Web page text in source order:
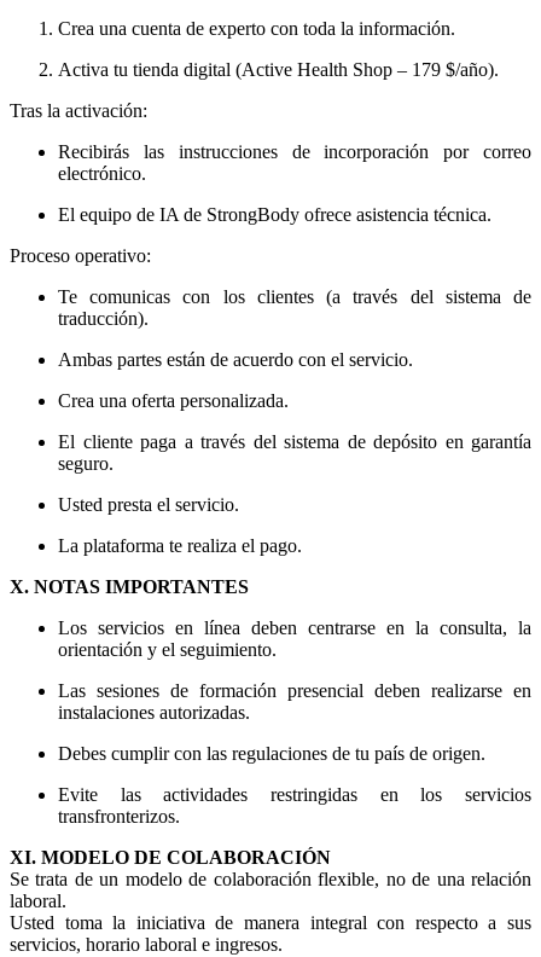
Crea una cuenta de experto con toda la información.
Activa tu tienda digital (Active Health Shop – 179 $/año).
Tras la activación:
Recibirás las instrucciones de incorporación por correo
electrónico.
El equipo de IA de StrongBody ofrece asistencia técnica.
Proceso operativo:
Te comunicas con los clientes (a través del sistema de
traducción).
Ambas partes están de acuerdo con el servicio.
Crea una oferta personalizada.
El cliente paga a través del sistema de depósito en garantía
seguro.
Usted presta el servicio.
La plataforma te realiza el pago.
X. NOTAS IMPORTANTES
Los servicios en línea deben centrarse en la consulta, la
orientación y el seguimiento.
Las sesiones de formación presencial deben realizarse en
instalaciones autorizadas.
Debes cumplir con las regulaciones de tu país de origen.
Evite las actividades restringidas en los servicios
transfronterizos.
XI. MODELO DE COLABORACIÓN
Se trata de un modelo de colaboración flexible, no de una relación
laboral.
Usted toma la iniciativa de manera integral con respecto a sus
servicios, horario laboral e ingresos.